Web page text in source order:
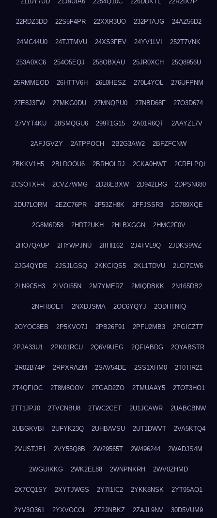
22RDZ3DD 22S5F4PR 22XXR3UO 232PTAJG 24AZ56D2
24MC44U0 24TJTMVU 24XS3FEV 24YV1LVI 252T7VNK
253A0XC6 254O5EQJ 258OBXAU 25JR0XCH 25Q8956U
25RMMEOD 26HTTV6H 26L0HESZ 270L4YOL 276UFPNM
27E8J3FW 27MKG0DU 27MNQPU0 27NBD68F 27O3D674
27VYT4KU 28SMQGU6 299T1G15 2A01R6QT 2AAYZL7V
2AFJGVZY 2ATPPOCH 2B2G3AW2 2BFZFCNW
2BKKV1H5 2BLDOOU6 2BRHOLRJ 2CKA0HWT 2CRELPQI
2CSOTXFR 2CVZ7WMG 2D26EBXW 2D942LRG 2DPSN680
2DU7LORM 2EZC76PR 2F53ZH8K 2FFJSSR3 2G789XQE
2G8M6D58 2HDT2UKH 2HLBXGGN 2HMC2F0V
2HO7QAUP 2HYWPJNU 2IIHI162 2J4TVL9Q 2JDKS9WZ
2JG4QYDE 2JSJLGSQ 2KKCIQS5 2KL1TDVU 2LCI7CW6
2LN9C5H3 2LVOI55N 2M7YMERZ 2MIQDBKK 2N165DB2
2NFH8OET 2NXDJSMA 2OC6YQYJ 2ODHTNIQ
2OYOC8EB 2P5KVO7J 2PB26F91 2PFU2MB3 2PGICZT7
2PJA33U1 2PK01RCU 2Q6V9UEG 2QFIABDG 2QYABSTR
2R02B74P 2RPXRAZM 2SAV54DE 2SS1XHM0 2T0TIR21
2T4QFIOC 2T8M8OOV 2TGAD2ZO 2TMUAAY5 2TOT3HO1
2TT1JPJ0 2TVCNBU8 2TWC2CET 2U1JCAWR 2UABCBNW
2UBGKVBI 2UFYK23Q 2UHBAVSU 2UT1DWVT 2VA5KTQ4
2VUSTJE1 2VY55Q8B 2W29565T 2W496244 2WADJS4M
2WGUIKKG 2WK2EL88 2WNPNKRH 2WV0ZHMD
2X7CQ1SY 2XYTJWGS 2Y7I1IC2 2YKK8NSK 2YT95AO1
2YV3O361 2YXVOCOL 2Z2JNBKZ 2ZAJL9NV 30D5VUM9